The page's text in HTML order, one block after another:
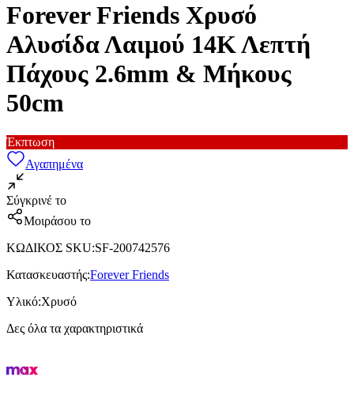
Forever Friends Χρυσό
Αλυσίδα Λαιμού 14Κ Λεπτή
Πάχους 2.6mm & Μήκους
50cm
Έκπτωση
Αγαπημένα
Σύγκρινέ το
Μοιράσου το
ΚΩΔΙΚΟΣ SKU:SF-200742576
Κατασκευαστής:Forever Friends
Υλικό:Χρυσό
Δες όλα τα χαρακτηριστικά